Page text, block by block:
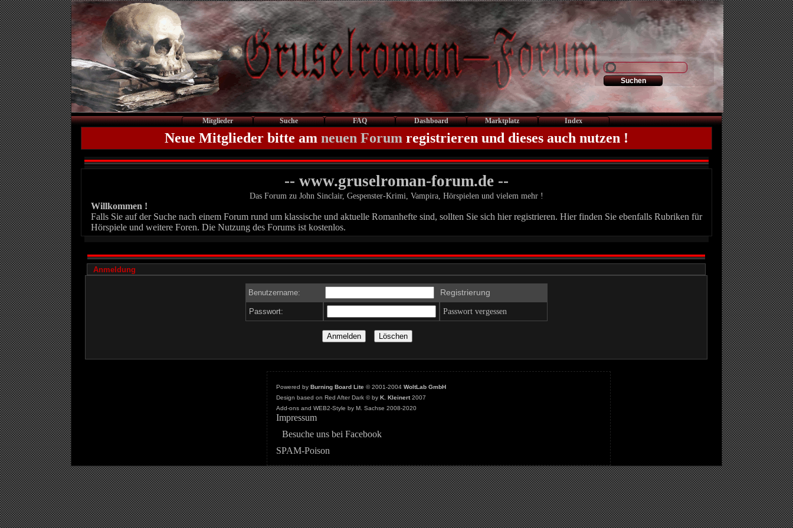
Mitglieder Suche FAQ Dashboard Marktplatz Index
Neue Mitglieder bitte am neuen Forum registrieren und dieses auch nutzen !
-- www.gruselroman-forum.de --
Das Forum zu John Sinclair, Gespenster-Krimi, Vampira, Hörspielen und vielem mehr !
Willkommen !
Falls Sie auf der Suche nach einem Forum rund um klassische und aktuelle Romanhefte sind, sollten Sie sich hier registrieren. Hier finden Sie ebenfalls Rubriken für
Hörspiele und weitere Foren. Die Nutzung des Forums ist kostenlos.
Anmeldung
Benutzername: Registrierung
Passwort: Passwort vergessen
Powered by Burning Board Lite© 2001-2004 WoltLab GmbH
Design based on Red After Dark © by K. Kleinert2007
Add-ons and WEB2-Style by M. Sachse 2008-2020
Impressum
Besuche uns bei Facebook
SPAM-Poison